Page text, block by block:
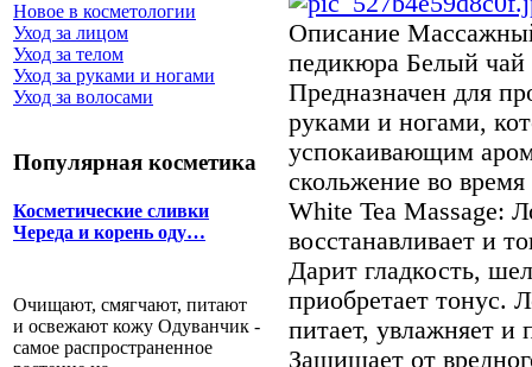
Новое в косметологии
Уход за лицом
Уход за телом
Уход за руками и ногами
Уход за волосами
Популярная косметика
Косметические сливки
Череда и корень оду…
Очищают, смягчают, питают
и освежают кожу Одуванчик -
самое распространенное
Описание
педикюра Белый чай
Предназначен для
руками и ногами,
успокаивающим
скольжение во
White Tea Massage:
восстанавливает и
Дарит гладкость,
приобретает тонус.
питает, увлажняет и
Защищает от